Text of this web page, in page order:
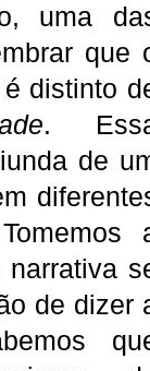
uma
que
distinto
.
de
narrativa
de dizer